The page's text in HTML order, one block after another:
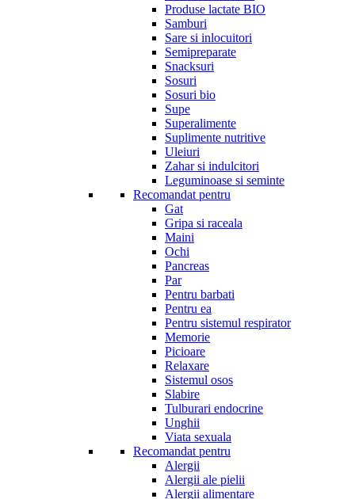
Produse lactate BIO
Samburi
Sare si inlocuitori
Semipreparate
Snacksuri
Sosuri
Sosuri bio
Supe
Superalimente
Suplimente nutritive
Uleiuri
Zahar si indulcitori
Leguminoase si seminte
Recomandat pentru
Gat
Gripa si raceala
Maini
Ochi
Pancreas
Par
Pentru barbati
Pentru ea
Pentru sistemul respirator
Memorie
Picioare
Relaxare
Sistemul osos
Slabire
Tulburari endocrine
Unghii
Viata sexuala
Recomandat pentru
Alergii
Alergii ale pielii
Alergii alimentare